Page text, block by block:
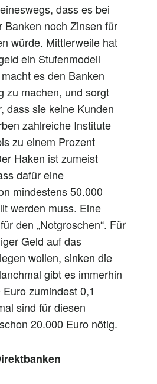
dass es bei
Banken noch Zinsen für
würde. Mittlerweile hat
ein Stufenmodell
es den Banken
zu machen, und sorgt
dass sie keine Kunden
zahlreiche Institute
zu einem Prozent
Haken ist zumeist
dafür eine
mindestens 50.000
werden muss. Eine
den „Notgroschen“. Für
Geld auf das
wollen, sinken die
gibt es immerhin
zumindest 0,1
sind für diesen
20.000 Euro nötig.